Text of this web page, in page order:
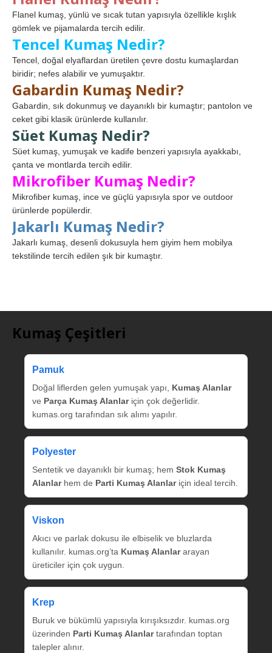
Flanel kumaş, yünlü ve sıcak tutan yapısıyla özellikle kışlık
gömlek ve pijamalarda tercih edilir.
Tencel Kumaş Nedir?
Tencel, doğal elyaflardan üretilen çevre dostu kumaşlardan
biridir; nefes alabilir ve yumuşaktır.
Gabardin Kumaş Nedir?
Gabardin, sık dokunmuş ve dayanıklı bir kumaştır; pantolon ve
ceket gibi klasik ürünlerde kullanılır.
Süet Kumaş Nedir?
Süet kumaş, yumuşak ve kadife benzeri yapısıyla ayakkabı,
çanta ve montlarda tercih edilir.
Mikrofiber Kumaş Nedir?
Mikrofiber kumaş, ince ve güçlü yapısıyla spor ve outdoor
ürünlerde popülerdir.
Jakarlı Kumaş Nedir?
Jakarlı kumaş, desenli dokusuyla hem giyim hem mobilya
tekstilinde tercih edilen şık bir kumaştır.
Kumaş Çeşitleri
Pamuk
Doğal liflerden gelen yumuşak yapı, Kumaş Alanlar
ve Parça Kumaş Alanlariçin çok değerlidir.
kumas.org tarafından sık alımı yapılır.
Polyester
Sentetik ve dayanıklı bir kumaş; hem Stok Kumaş
Alanlarhem de Parti Kumaş Alanlariçin ideal tercih.
Viskon
Akıcı ve parlak dokusu ile elbiselik ve bluzlarda
kullanılır. kumas.org’ta Kumaş Alanlararayan
üreticiler için çok uygun.
Krep
Buruk ve bükümlü yapısıyla kırışıksızdır. kumas.org
üzerinden Parti Kumaş Alanlartarafından toptan
talepler alınır.